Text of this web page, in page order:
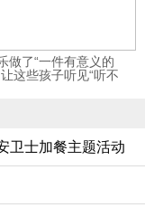
做了“一件有意义的
这些孩子听见“听不
卫士加餐主题活动